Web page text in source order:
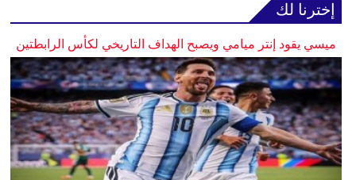
إخترنا لك
ميسي يقود إنتر ميامي ويصبح الهداف التاريخي لكأس الرابطتين